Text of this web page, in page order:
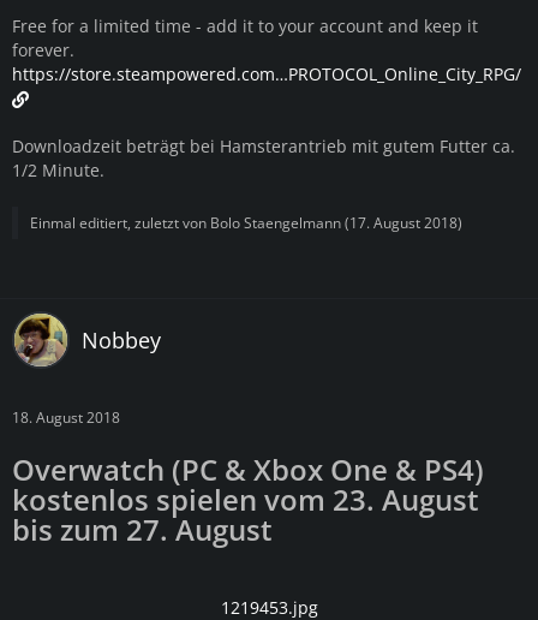
Free for a limited time - add it to your account and keep it
forever.
https://store.steampowered.com…PROTOCOL_Online_City_RPG/
Downloadzeit beträgt bei Hamsterantrieb mit gutem Futter ca.
1/2 Minute.
Einmal editiert, zuletzt von Bolo Staengelmann(17. August 2018)
Nobbey
18. August 2018
Overwatch (PC & Xbox One & PS4)
kostenlos spielen vom 23. August
bis zum 27. August
1219453.jpg